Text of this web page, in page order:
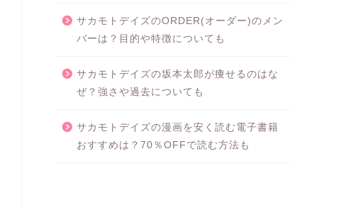
サカモトデイズのORDER(オーダー)のメン
バーは？目的や特徴についても
サカモトデイズの坂本太郎が痩せるのはな
ぜ？強さや過去についても
サカモトデイズの漫画を安く読む電子書籍
おすすめは？70％OFFで読む方法も